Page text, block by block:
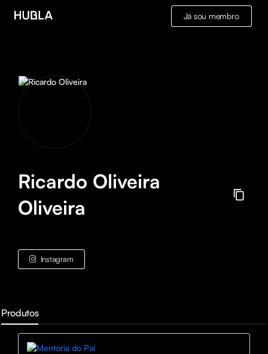
Já sou membro
Ricardo Oliveira
Oliveira
Instagram
Produtos